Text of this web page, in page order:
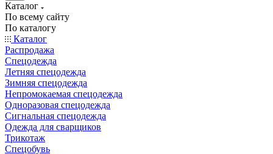
Каталог
По всему сайту
По каталогу
Каталог
Распродажа
Спецодежда
Летняя спецодежда
Зимняя спецодежда
Непромокаемая спецодежда
Одноразовая спецодежда
Сигнальная спецодежда
Одежда для сварщиков
Трикотаж
Спецобувь